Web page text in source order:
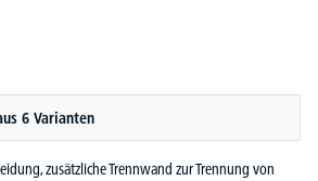
6 Varianten
zusätzliche Trennwand zur Trennung von